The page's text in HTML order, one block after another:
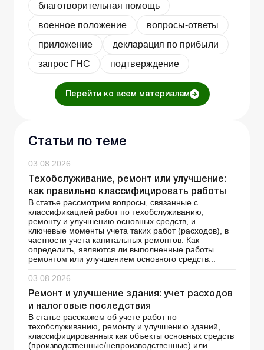
благотворительная помощь
военное положение
вопросы-ответы
приложение
декларация по прибыли
запрос ГНС
подтверждение
Перейти ко всем материалам
Статьи по теме
03.08.2026
Техобслуживание, ремонт или улучшение:
как правильно классифицировать работы
В статье рассмотрим вопросы, связанные с
классификацией работ по техобслуживанию,
ремонту и улучшению основных средств, и
ключевые моменты учета таких работ (расходов), в
частности учета капитальных ремонтов. Как
определить, являются ли выполненные работы
ремонтом или улучшением основного средств...
03.08.2026
Ремонт и улучшение здания: учет расходов
и налоговые последствия
В статье расскажем об учете работ по
техобслуживанию, ремонту и улучшению зданий,
классифицированных как объекты основных средств
(производственные/непроизводственные) или